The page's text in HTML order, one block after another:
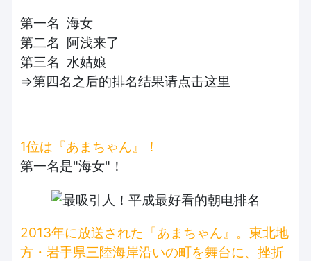
第一名 海女
第二名 阿浅来了
第三名 水姑娘
⇒第四名之后的排名结果请点击这里
1位は『あまちゃん』！
第一名是"海女"！
2013年に放送された『あまちゃん』。東北地
方・岩手県三陸海岸沿いの町を舞台に、挫折